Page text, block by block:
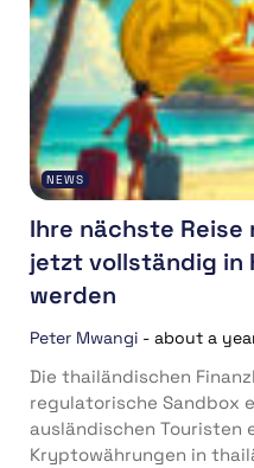
NEWS
Ihre nächste Reise
jetzt vollständig in
werden
Peter Mwangi - about a
Die thailändischen
regulatorische Sandbox
ausländischen Touristen
Kryptowährungen in